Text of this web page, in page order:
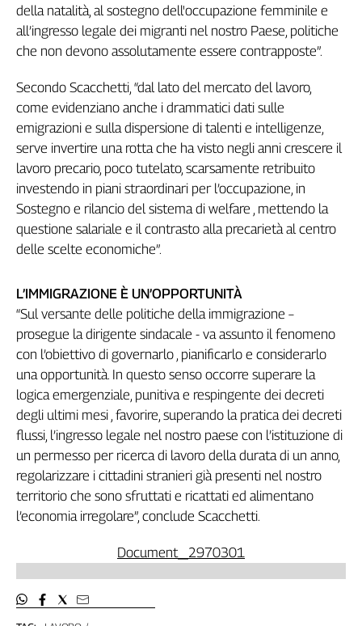
Abruzzo-
Molise
Alto
Basilicata
Calabria
Campania
Emilia-
Romagna
Friuli
Venezia
Giulia
Lazio
Lombardia
Marche
Piemonte
Puglia
Sardegna
Sicilia
Toscana
Trentino
Umbria
Valle
D'Aosta
Veneto
Storico
1955-
2014
della natalità, al sostegno dell'occupazione femminile e
all’ingresso legale dei migranti nel nostro Paese, politiche
che non devono assolutamente essere contrapposte”.
Secondo Scacchetti, “dal lato del mercato del lavoro,
come evidenziano anche i drammatici dati sulle
emigrazioni e sulla dispersione di talenti e intelligenze,
serve invertire una rotta che ha visto negli anni crescere il
lavoro precario, poco tutelato, scarsamente retribuito
investendo in piani straordinari per l’occupazione, in
Sostegno e rilancio del sistema di welfare , mettendo la
questione salariale e il contrasto alla precarietà al centro
delle scelte economiche”.
L’IMMIGRAZIONE È UN’OPPORTUNITÀ
“Sul versante delle politiche della immigrazione –
prosegue la dirigente sindacale - va assunto il fenomeno
con l’obiettivo di governarlo , pianificarlo e considerarlo
una opportunità. In questo senso occorre superare la
logica emergenziale, punitiva e respingente dei decreti
degli ultimi mesi , favorire, superando la pratica dei decreti
flussi, l’ingresso legale nel nostro paese con l’istituzione di
un permesso per ricerca di lavoro della durata di un anno,
regolarizzare i cittadini stranieri già presenti nel nostro
territorio che sono sfruttati e ricattati ed alimentano
l’economia irregolare”, conclude Scacchetti.
Document_2970301